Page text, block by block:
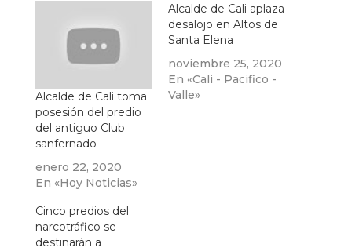
Alcalde de Cali toma
posesión del predio
del antiguo Club
sanfernado
enero 22, 2020
En «Hoy Noticias»
Alcalde de Cali aplaza
desalojo en Altos de
Santa Elena
noviembre 25, 2020
En «Cali - Pacifico -
Valle»
Cinco predios del
narcotráfico se
destinarán a